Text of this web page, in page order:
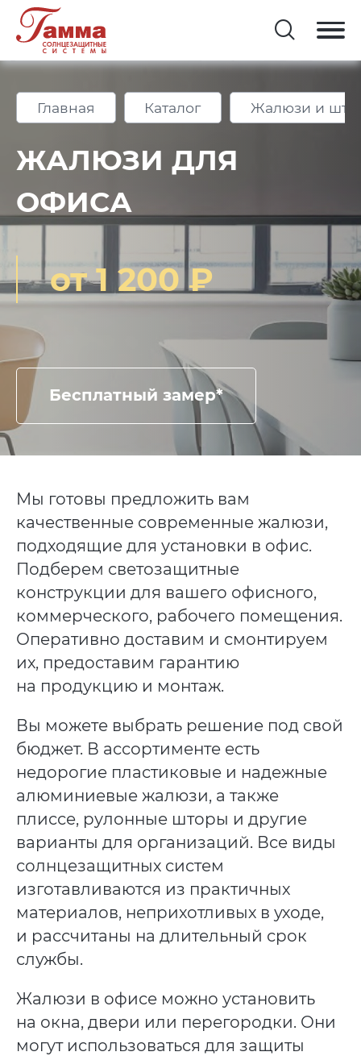
Главная Каталог Жалюзи и
ЖАЛЮЗИ ДЛЯ
ОФИСА
от 1 200 ₽
Бесплатный замер*
Мы готовы предложить вам
качественные современные жалюзи,
подходящие для установки в офис.
Подберем светозащитные
конструкции для вашего офисного,
коммерческого, рабочего помещения.
Оперативно доставим и смонтируем
их, предоставим гарантию
на продукцию и монтаж.
Вы можете выбрать решение под свой
бюджет. В ассортименте есть
недорогие пластиковые и надежные
алюминиевые жалюзи, а также
плиссе, рулонные шторы и другие
варианты для организаций. Все виды
солнцезащитных систем
изготавливаются из практичных
материалов, неприхотливых в уходе,
и рассчитаны на длительный срок
службы.
Жалюзи в офисе можно установить
на окна, двери или перегородки. Они
могут использоваться для защиты